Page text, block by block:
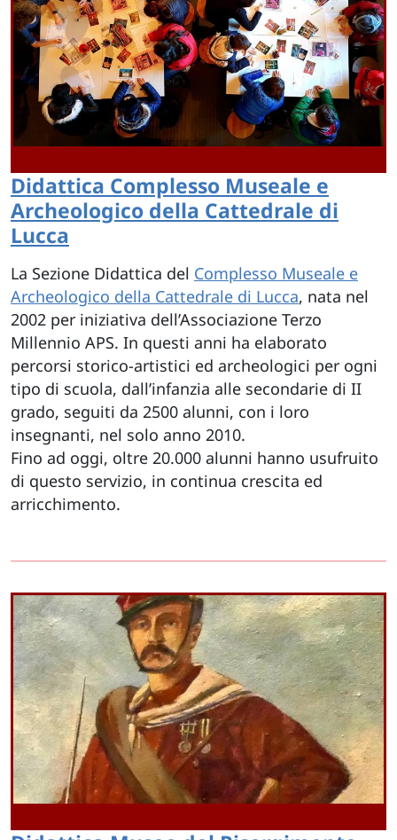
Didattica Complesso Museale e
Archeologico della Cattedrale di
Lucca
La Sezione Didattica del Complesso Museale e
Archeologico della Cattedrale di Lucca, nata nel
2002 per iniziativa dell’Associazione Terzo
Millennio APS. In questi anni ha elaborato
percorsi storico-artistici ed archeologici per ogni
tipo di scuola, dall’infanzia alle secondarie di II
grado, seguiti da 2500 alunni, con i loro
insegnanti, nel solo anno 2010.
Fino ad oggi, oltre 20.000 alunni hanno usufruito
di questo servizio, in continua crescita ed
arricchimento.